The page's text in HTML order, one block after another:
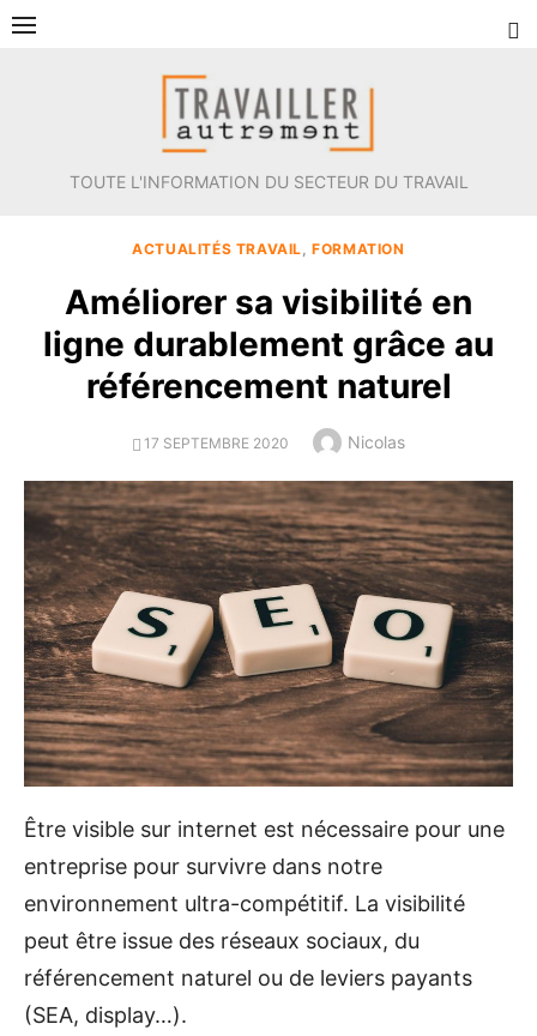
Aller
TOUTE L'INFORMATION DU SECTEUR DU TRAVAIL
ACTUALITÉS TRAVAIL ,FORMATION
Améliorer sa visibilité en
ligne durablement grâce au
référencement naturel
POSTED
17 SEPTEMBRE 2020 Author
Nicolas
Être visible sur internet est nécessaire pour une
entreprise pour survivre dans notre
environnement ultra-compétitif. La visibilité
peut être issue des réseaux sociaux, du
référencement naturel ou de leviers payants
(SEA, display…).